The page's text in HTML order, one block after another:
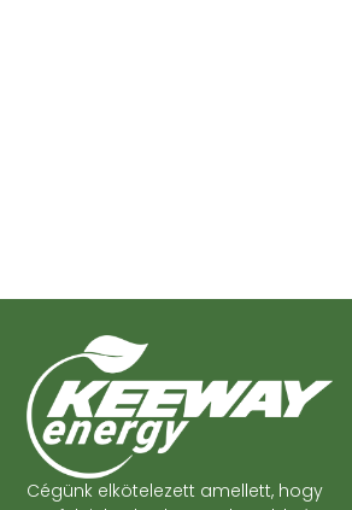
Cégünk elkötelezett amellett, hogy